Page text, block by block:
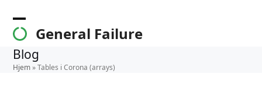
content
General Failure
Open
mobile
menu
Close
mobile
menu
Blog
Hjem»Tables i Corona (arrays)